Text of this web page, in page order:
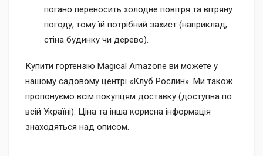
погано переносить холодне повітря та вітряну
погоду, тому їй потрібний захист (наприклад,
стіна будинку чи дерево).
Купити гортензію Magical Amazone ви можете у
нашому садовому центрі «Клуб Рослин». Ми також
пропонуємо всім покупцям доставку (доступна по
всій Україні). Ціна та інша корисна інформація
знаходяться над описом.